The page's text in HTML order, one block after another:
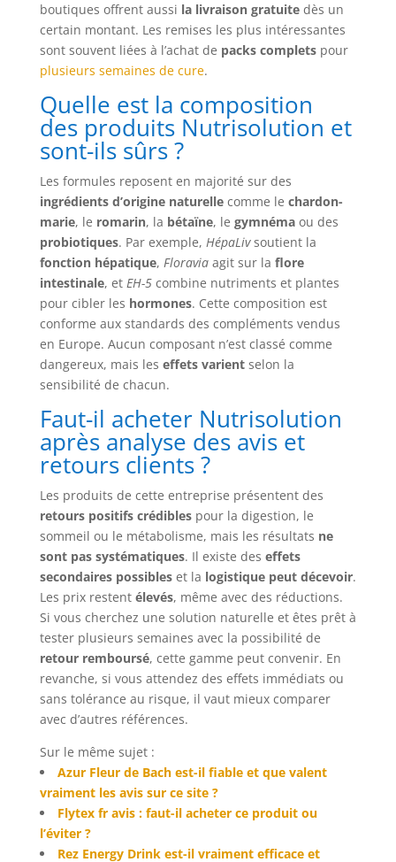
boutiques offrent aussi la livraison gratuitedès un
certain montant. Les remises les plus intéressantes
sont souvent liées à l’achat de packs completspour
plusieurs semaines de cure.
Quelle est la composition
des produits Nutrisolution et
sont-ils sûrs ?
Les formules reposent en majorité sur des
ingrédients d’origine naturellecomme le chardon-
marie, le romarin, la bétaïne, le gymnémaou des
probiotiques. Par exemple, HépaLivsoutient la
fonction hépatique, Floraviaagit sur la flore
intestinale, et EH-5combine nutriments et plantes
pour cibler les hormones. Cette composition est
conforme aux standards des compléments vendus
en Europe. Aucun composant n’est classé comme
dangereux, mais les effets varientselon la
sensibilité de chacun.
Faut-il acheter Nutrisolution
après analyse des avis et
retours clients ?
Les produits de cette entreprise présentent des
retours positifs crédiblespour la digestion, le
sommeil ou le métabolisme, mais les résultats ne
sont pas systématiques. Il existe des effets
secondaires possibleset la logistique peut décevoir.
Les prix restent élevés, même avec des réductions.
Si vous cherchez une solution naturelle et êtes prêt à
tester plusieurs semaines avec la possibilité de
retour remboursé, cette gamme peut convenir. En
revanche, si vous attendez des effets immédiats ou
sans tolérance au risque, il vaut mieux comparer
avec d’autres références.
Sur le même sujet :
Azur Fleur de Bach est-il fiable et que valent
vraiment les avis sur ce site ?
Flytex fr avis : faut-il acheter ce produit ou
l’éviter ?
Rez Energy Drink est-il vraiment efficace et